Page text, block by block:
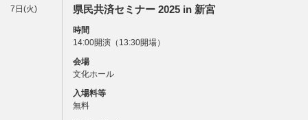
7日(火) 県民共済セミナー 2025 in 新宮
時間
14:00開演（13:30開場）
会場
文化ホール
入場料等
無料